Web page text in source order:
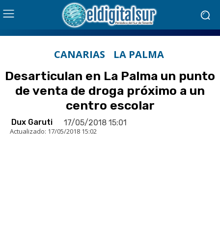
CANARIAS LA PALMA
Desarticulan en La Palma un punto
de venta de droga próximo a un
centro escolar
Dux Garuti 17/05/2018 15:01
Actualizado: 17/05/2018 15:02